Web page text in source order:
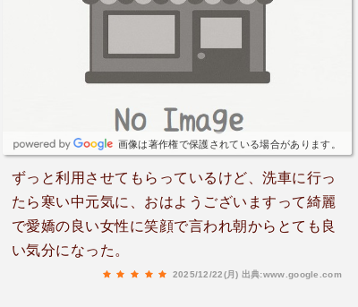
画像は著作権で保護されている場合があります。
ずっと利用させてもらっているけど、洗車に行っ
たら寒い中元気に、おはようございますって綺麗
で愛嬌の良い女性に笑顔で言われ朝からとても良
い気分になった。
2025/12/22(月) 出典:www.google.com